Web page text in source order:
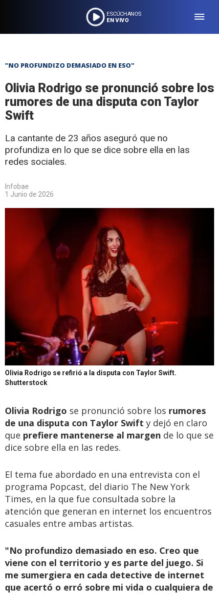
ESCÚCHANOS
EN VIVO
"NO PROFUNDIZO DEMASIADO EN ESO"
Olivia Rodrigo se pronunció sobre los
rumores de una disputa con Taylor
Swift
La cantante de 23 años aseguró que no
profundiza en lo que se dice sobre ella en las
redes sociales.
Infobae
1 Junio de 2026
Olivia Rodrigo se refirió a la disputa con Taylor Swift.
Shutterstock
Olivia Rodrigo se pronunció sobre los rumores
de una disputa con Taylor Swift y dejó en claro
que prefiere mantenerse al margen de lo que se
dice sobre ella en las redes.
El tema fue abordado en una entrevista con el
programa Popcast, del diario The New York
Times, en la que fue consultada sobre la
atención que generan en internet los encuentros
casuales entre ambas artistas.
"No profundizo demasiado en eso. Creo que
viene con el territorio y es parte del juego. Si
me sumergiera en cada detective de internet
que acertó o erró sobre mi vida o cualquiera de